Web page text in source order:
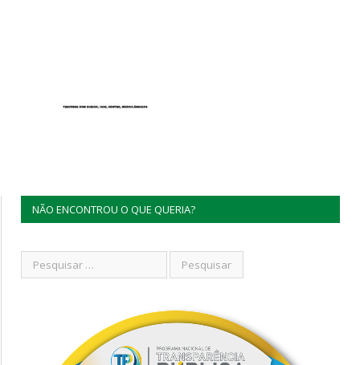
NÃO ENCONTROU O QUE QUERIA?